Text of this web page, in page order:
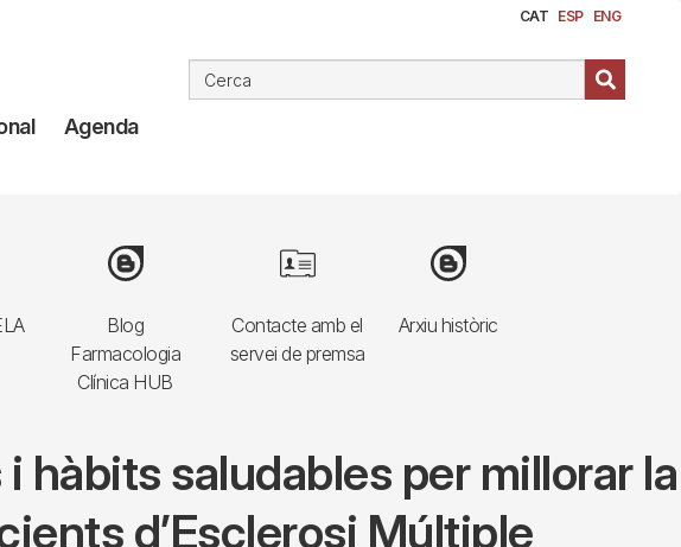
CAT ESP ENG
Agenda
Blog
Farmacologia
Clínica HUB
Image
Contacte amb el
servei de premsa
Image
Arxiu històric
Image
saludables per millorar la
d’Esclerosi Múltiple